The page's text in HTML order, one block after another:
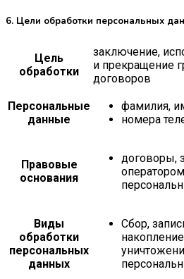
6. Цели обработки персональных
Цель
обработки
заключение,
и прекращение
договоров
Персональные
данные
фамилия,
номера
Правовые
основания
договоры,
Виды
обработки
персональных
данных
Сбор,